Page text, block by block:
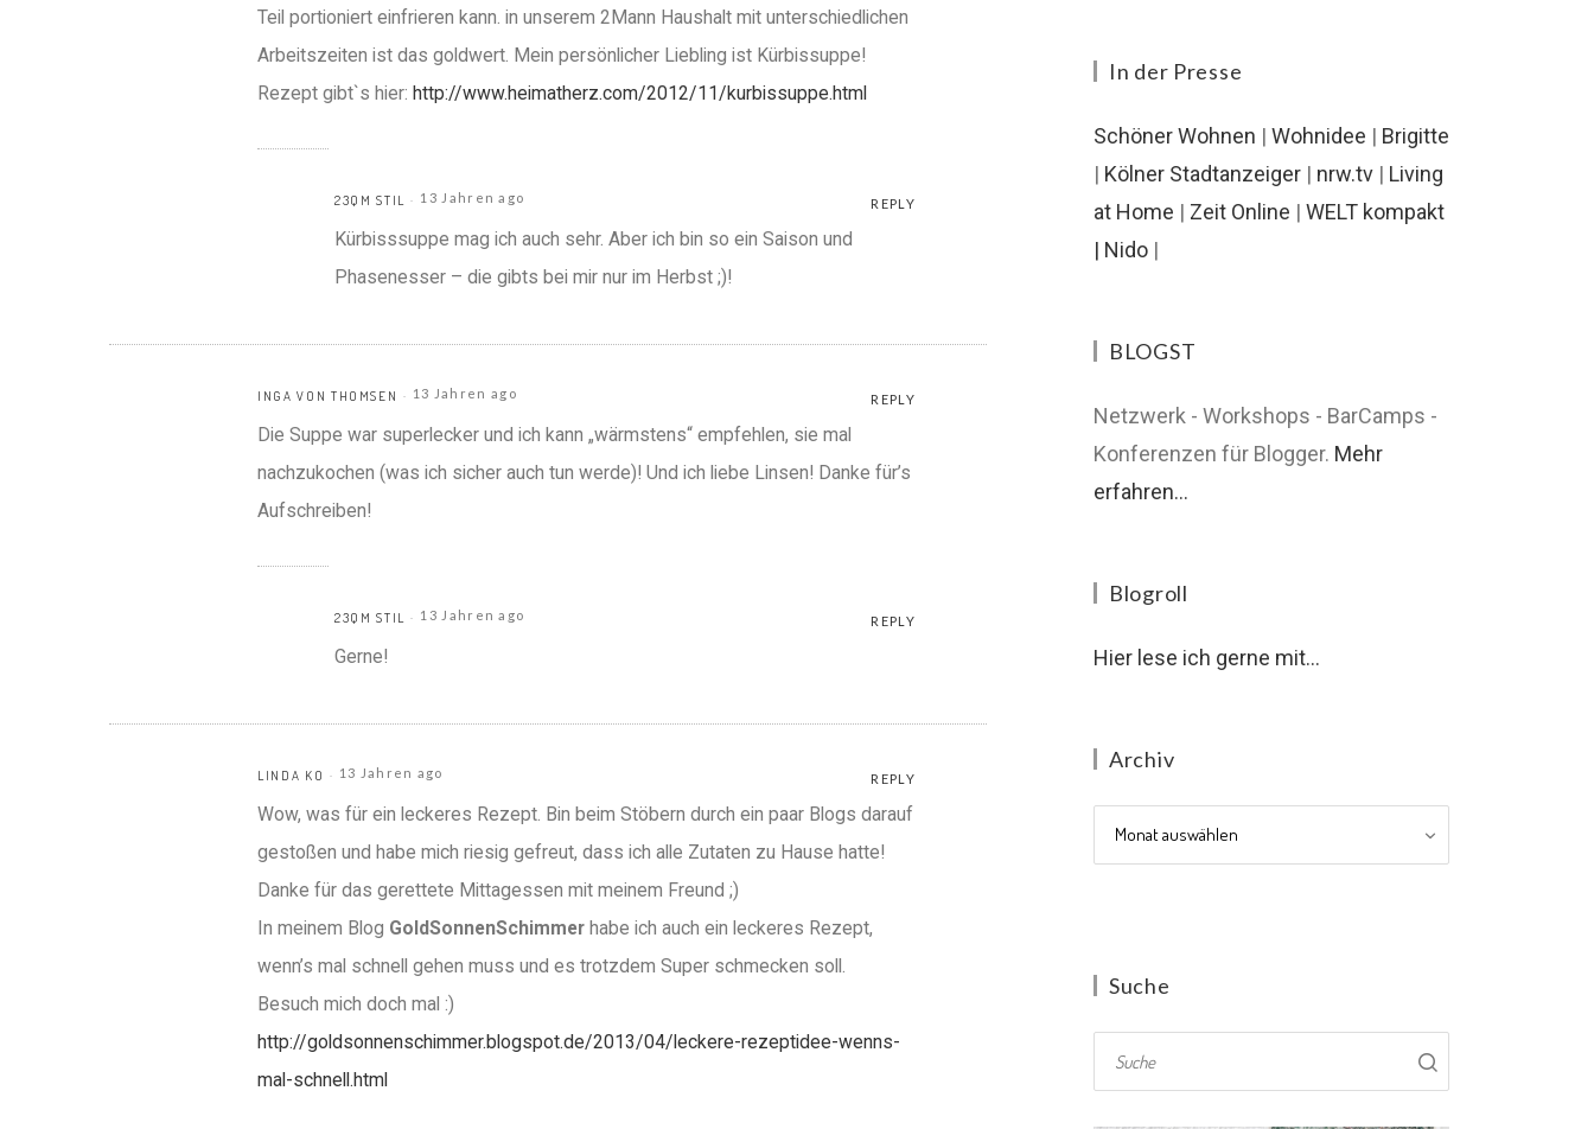
Teil portioniert einfrieren kann. in unserem 2Mann Haushalt mit unterschiedlichen
Arbeitszeiten ist das goldwert. Mein persönlicher Liebling ist Kürbissuppe!
Rezept gibt`s hier: http://www.heimatherz.com/2012/11/kurbissuppe.html
23QM STIL 13 Jahren ago REPLY
Kürbisssuppe mag ich auch sehr. Aber ich bin so ein Saison und
Phasenesser – die gibts bei mir nur im Herbst ;)!
INGA VON THOMSEN 13 Jahren ago REPLY
Die Suppe war superlecker und ich kann „wärmstens“ empfehlen, sie mal
nachzukochen (was ich sicher auch tun werde)! Und ich liebe Linsen! Danke für’s
Aufschreiben!
23QM STIL 13 Jahren ago REPLY
Gerne!
LINDA KO 13 Jahren ago REPLY
Wow, was für ein leckeres Rezept. Bin beim Stöbern durch ein paar Blogs darauf
gestoßen und habe mich riesig gefreut, dass ich alle Zutaten zu Hause hatte!
Danke für das gerettete Mittagessen mit meinem Freund ;)
In meinem Blog GoldSonnenSchimmer habe ich auch ein leckeres Rezept,
wenn’s mal schnell gehen muss und es trotzdem Super schmecken soll.
Besuch mich doch mal :)
http://goldsonnenschimmer.blogspot.de/2013/04/leckere-rezeptidee-wenns-
mal-schnell.html
In der Presse
Schöner Wohnen | Wohnidee | Brigitte
| Kölner Stadtanzeiger | nrw.tv | Living
at Home | Zeit Online | WELT kompakt
| Nido |
BLOGST
Netzwerk - Workshops - BarCamps -
Konferenzen für Blogger. Mehr
erfahren...
Blogroll
Hier lese ich gerne mit...
Archiv
Archiv
Suche